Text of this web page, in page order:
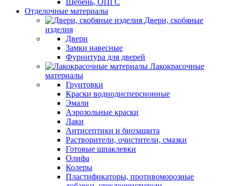
Щебень, ОПГС
Отделочные материалы
Двери, скобяные
изделия
Двери
Замки навесные
Фурнитура для дверей
Лакокрасочные
материалы
Грунтовки
Краски воднодисперсионные
Эмали
Аэрозольные краски
Лаки
Антисептики и биозащита
Растворители, очистители, смазки
Готовые шпаклевки
Олифа
Колеры
Пластификаторы, противоморозные